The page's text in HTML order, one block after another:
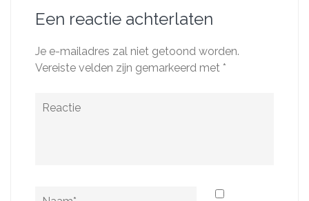
Een reactie achterlaten
Je e-mailadres zal niet getoond worden.
Vereiste velden zijn gemarkeerd met *
Reactie
Naam